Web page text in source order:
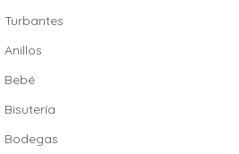
Turbantes
Anillos
Bebé
Bisutería
Bodegas